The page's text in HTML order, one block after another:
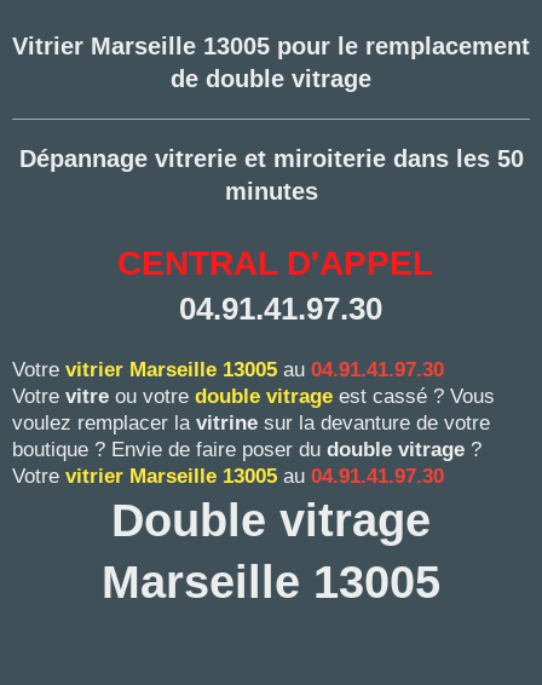
Vitrier Marseille 13005 pour le remplacement
de double vitrage
Dépannage vitrerie et miroiterie dans les 50
minutes
CENTRAL D'APPEL
04.91.41.97.30
Votre vitrier Marseille 13005 au 04.91.41.97.30
Votre vitre ou votre double vitrage est cassé ? Vous
voulez remplacer la vitrine sur la devanture de votre
boutique ? Envie de faire poser du double vitrage ?
Votre vitrier Marseille 13005 au 04.91.41.97.30
Double vitrage
Marseille 13005